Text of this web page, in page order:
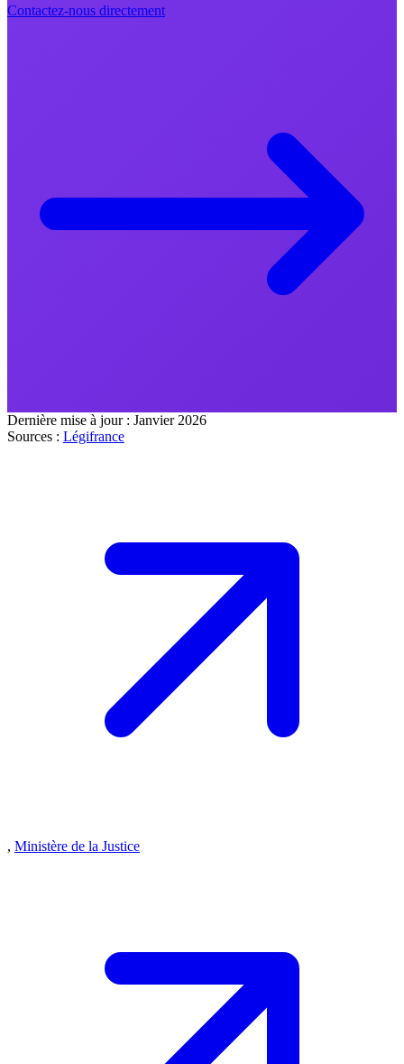
Contactez-nous directement
Dernière mise à jour : Janvier 2026
Sources : Légifrance
, Ministère de la Justice